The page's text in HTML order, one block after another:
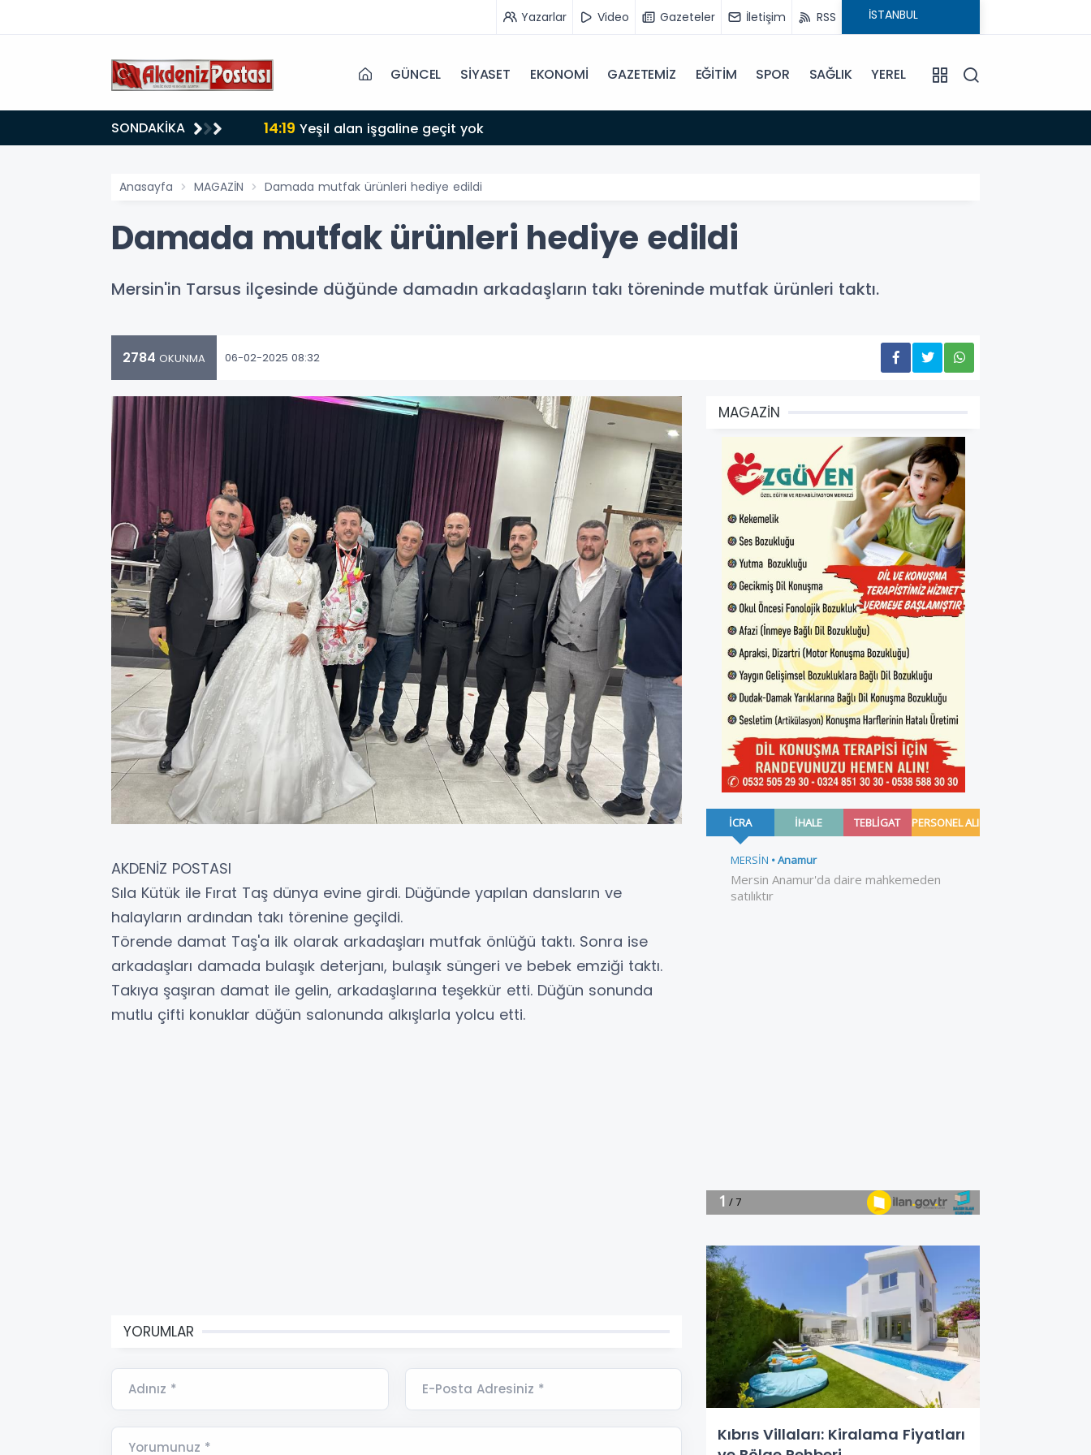
Yazarlar Video Gazeteler İletişim RSS
GÜNCEL SİYASET EKONOMİ GAZETEMİZ EĞİTİM SPOR SAĞLIK YEREL
SONDAKİKA
30 dereceyi gördü 14:19 Yeşil alan işgaline geçit yok
Anasayfa MAGAZİN Damada mutfak ürünleri hediye edildi
Damada mutfak ürünleri hediye edildi
Mersin'in Tarsus ilçesinde düğünde damadın arkadaşların takı töreninde mutfak ürünleri taktı.
2784 OKUNMA 06-02-2025 08:32
AKDENİZ POSTASI
Sıla Kütük ile Fırat Taş dünya evine girdi. Düğünde yapılan dansların ve
halayların ardından takı törenine geçildi.
Törende damat Taş'a ilk olarak arkadaşları mutfak önlüğü taktı. Sonra ise
arkadaşları damada bulaşık deterjanı, bulaşık süngeri ve bebek emziği taktı.
Takıya şaşıran damat ile gelin, arkadaşlarına teşekkür etti. Düğün sonunda
mutlu çifti konuklar düğün salonunda alkışlarla yolcu etti.
YORUMLAR
Adınız * E-Posta Adresiniz *
Yorumunuz *
MAGAZİN
Kıbrıs Villaları: Kiralama Fiyatları